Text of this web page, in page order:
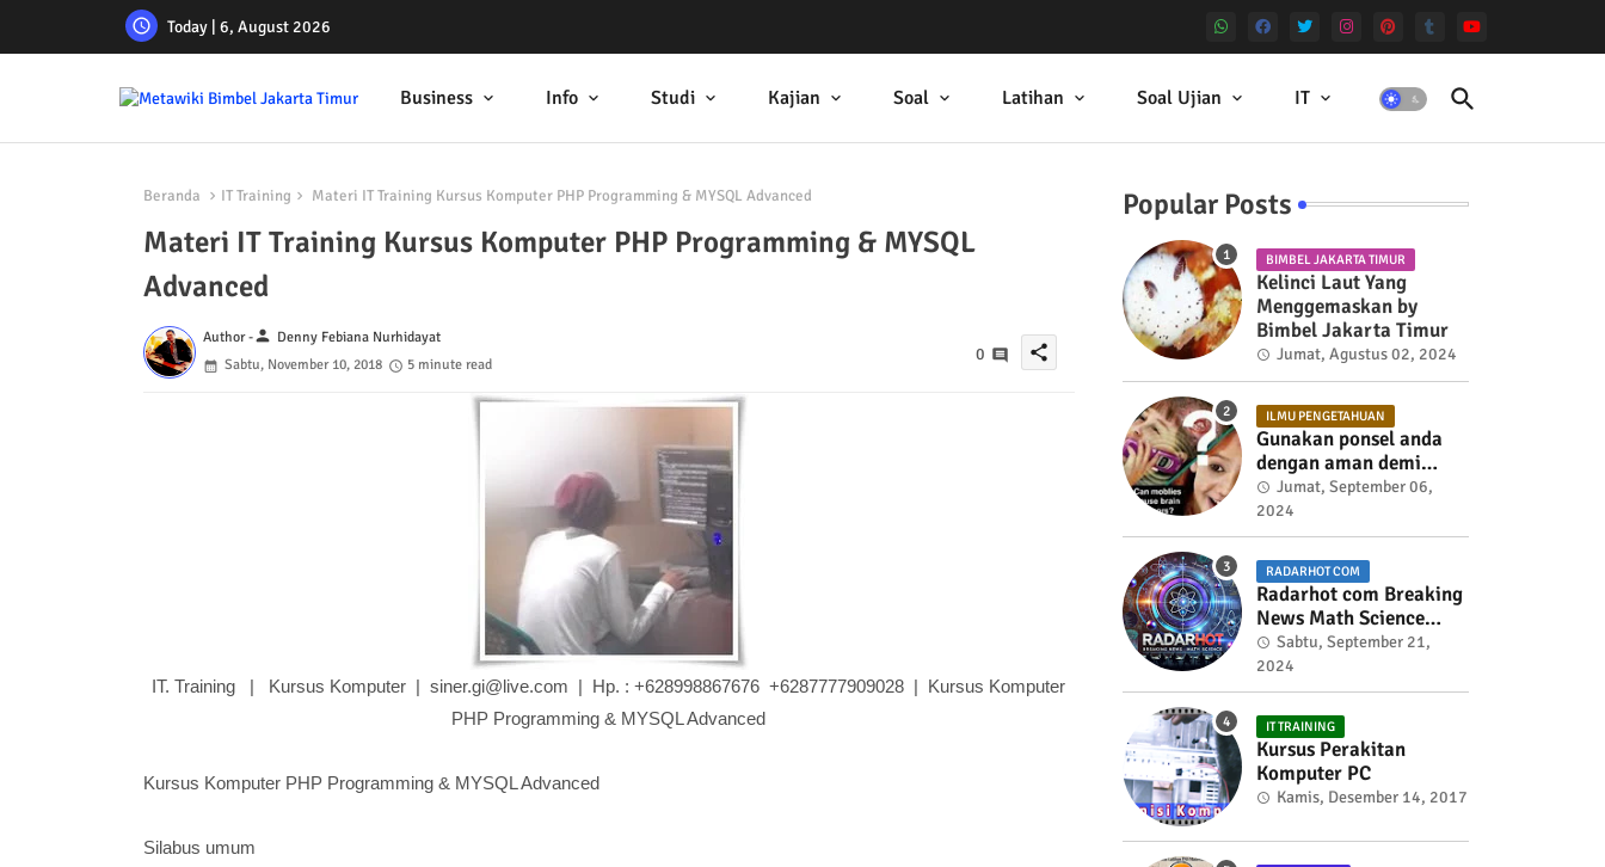
Today | 6, August 2026
Business Info Studi Kajian Soal Latihan Soal Ujian IT
Beranda IT Training Materi IT Training Kursus Komputer PHP Programming & MYSQL Advanced
Materi IT Training Kursus Komputer PHP Programming & MYSQL
Advanced
Author -person Denny Febiana Nurhidayat
Sabtu, November 10, 2018
5 minute read
0 share
IT. Training | Kursus Komputer | siner.gi@live.com | Hp. : +628998867676 +6287777909028 | Kursus Komputer
PHP Programming & MYSQL Advanced
Kursus Komputer PHP Programming & MYSQL Advanced
Silabus umum
Popular Posts
BIMBEL JAKARTA TIMUR
Kelinci Laut Yang
Menggemaskan by
Bimbel Jakarta Timur
Jumat, Agustus 02, 2024
ILMU PENGETAHUAN
Gunakan ponsel anda
dengan aman demi
kesehatan
Jumat, September 06,
2024
RADARHOT COM
Radarhot com Breaking
News Math Science
education
Sabtu, September 21,
2024
IT TRAINING
Kursus Perakitan
Komputer PC
Kamis, Desember 14, 2017